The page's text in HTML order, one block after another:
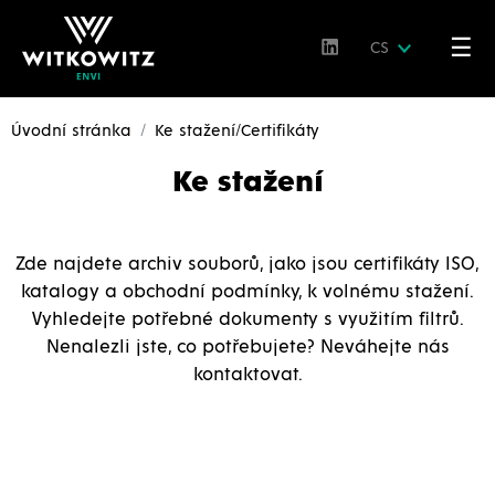
CS ☰
Úvodní stránka Ke stažení/Certifikáty
Ke stažení
Zde najdete archiv souborů, jako jsou certifikáty ISO,
katalogy a obchodní podmínky, k volnému stažení.
Vyhledejte potřebné dokumenty s využitím filtrů.
Nenalezli jste, co potřebujete? Neváhejte nás
kontaktovat.